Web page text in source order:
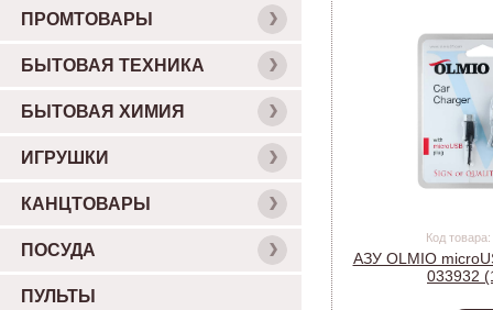
Код
АЗУ OLMIO
033932
ПРОМТОВАРЫ
БЫТОВАЯ ТЕХНИКА
БЫТОВАЯ ХИМИЯ
ИГРУШКИ
КАНЦТОВАРЫ
ПОСУДА
ПУЛЬТЫ